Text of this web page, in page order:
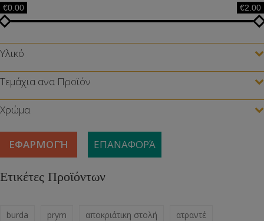
€0.00 €2.00
Υλικό
Τεμάχια ανα Προϊόν
Χρώμα
ΕΦΑΡΜΟΓΉ ΕΠΑΝΑΦΟΡΆ
Ετικέτες Προϊόντων
burda prym αποκριάτικη στολή ατραντέ